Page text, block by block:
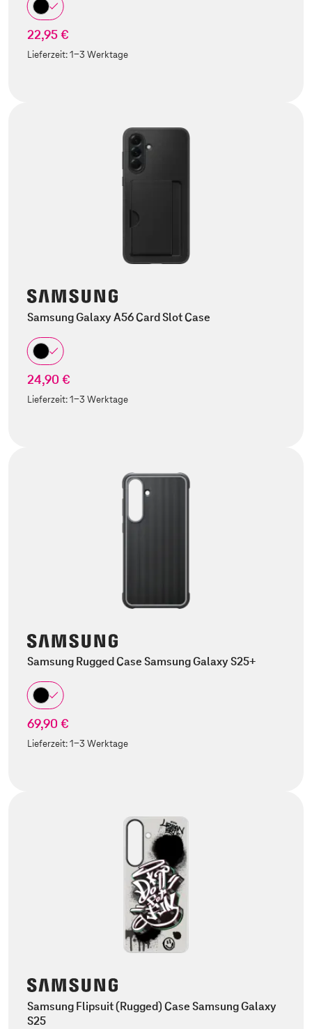
22,95 €
Lieferzeit:1-3 Werktage
Samsung Galaxy A56 Card Slot Case
24,90 €
Lieferzeit:1-3 Werktage
Samsung Rugged Case Samsung Galaxy S25+
69,90 €
Lieferzeit:1-3 Werktage
Samsung Flipsuit (Rugged) Case Samsung Galaxy
S25